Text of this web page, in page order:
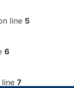
line 5
6
line 7